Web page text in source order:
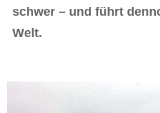
schwer – und führt
Welt.